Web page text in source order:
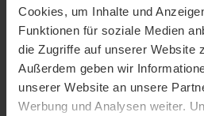
Cookies, um Inhalte und
Funktionen für soziale Medien
die Zugriffe auf unserer Website
Außerdem geben wir
unserer Website an unsere
Werbung und Analysen weiter.